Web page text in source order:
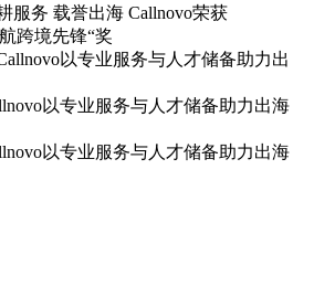
服务 载誉出海 Callnovo荣获
跨境先锋“奖
以专业服务与人才储备助力出海
以专业服务与人才储备助力出海